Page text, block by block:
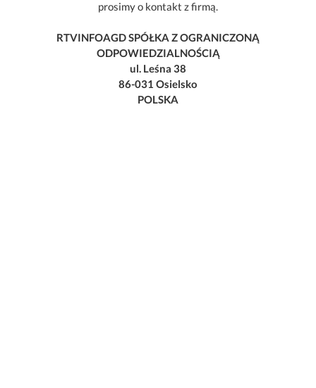
prosimy o kontakt z firmą.
RTVINFOAGD SPÓŁKA Z OGRANICZONĄ
ODPOWIEDZIALNOŚCIĄ
ul. Leśna 38
86-031 Osielsko
POLSKA